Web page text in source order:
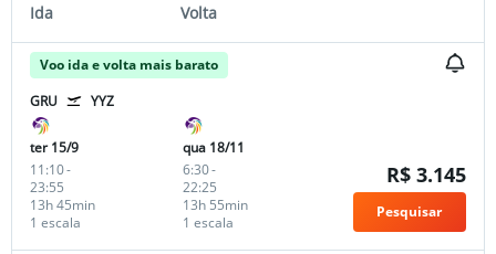
Ida Volta
Voo ida e volta mais barato
GRU
YYZ
ter 15/9
11:10-
23:55
1 escala
13h 45min
qua 18/11
6:30-
22:25
1 escala
13h 55min
R$ 3.145
Pesquisar